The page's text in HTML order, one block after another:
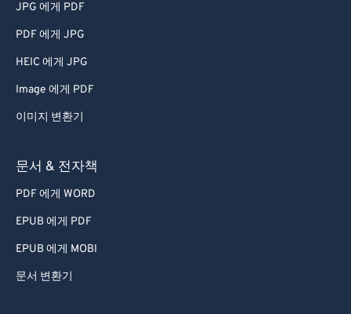
JPG 에게 PDF
PDF 에게 JPG
HEIC 에게 JPG
Image 에게 PDF
이미지 변환기
문서 & 전자책
PDF 에게 WORD
EPUB 에게 PDF
EPUB 에게 MOBI
문서 변환기